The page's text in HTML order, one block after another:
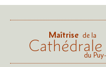
Maîtrise de la
Cathédrale
du